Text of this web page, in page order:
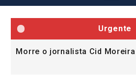
Urgente
Morre o jornalista Cid